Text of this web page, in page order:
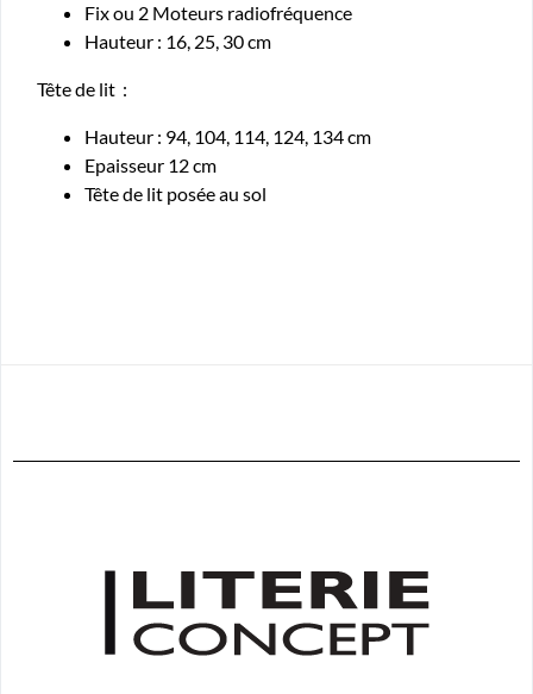
Fix ou 2 Moteurs radiofréquence
Hauteur : 16, 25, 30 cm
Tête de lit :
Hauteur : 94, 104, 114, 124, 134 cm
Epaisseur 12 cm
Tête de lit posée au sol